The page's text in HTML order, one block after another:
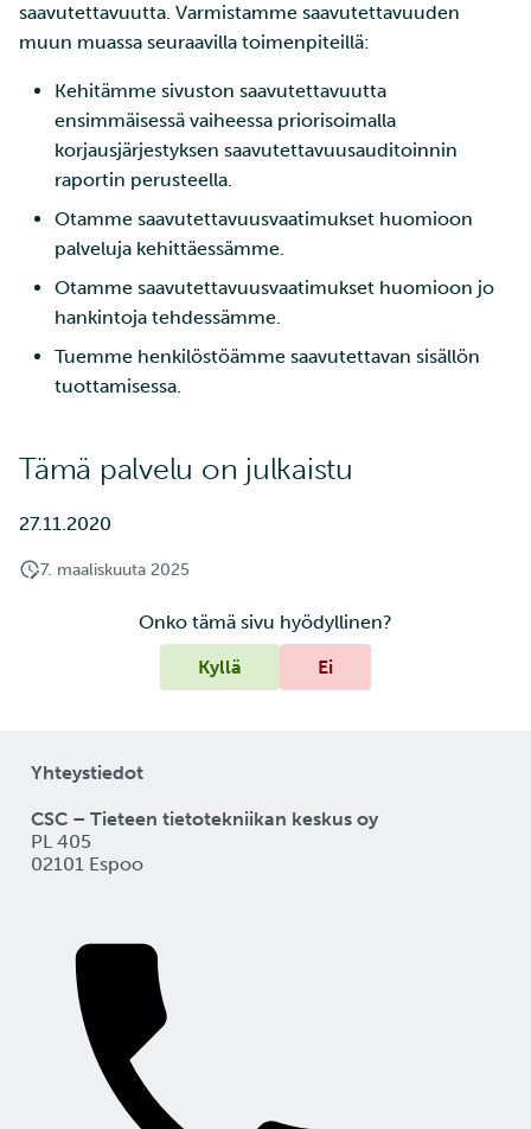
saavutettavuutta. Varmistamme saavutettavuuden
muun muassa seuraavilla toimenpiteillä:
Kehitämme sivuston saavutettavuutta
ensimmäisessä vaiheessa priorisoimalla
korjausjärjestyksen saavutettavuusauditoinnin
raportin perusteella.
Otamme saavutettavuusvaatimukset huomioon
palveluja kehittäessämme.
Otamme saavutettavuusvaatimukset huomioon jo
hankintoja tehdessämme.
Tuemme henkilöstöämme saavutettavan sisällön
tuottamisessa.
Tämä palvelu on julkaistu
27.11.2020
7. maaliskuuta 2025
Onko tämä sivu hyödyllinen?
Kyllä
Ei
Yhteystiedot
CSC – Tieteen tietotekniikan keskus oy
PL 405
02101 Espoo